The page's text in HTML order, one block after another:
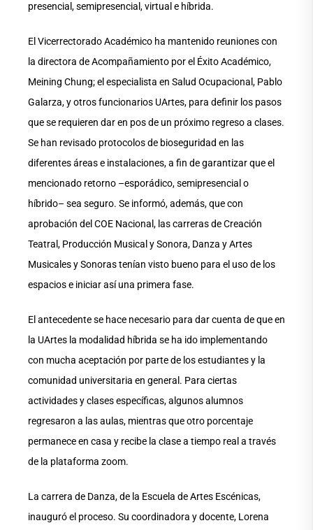
presencial, semipresencial, virtual e híbrida.
El Vicerrectorado Académico ha mantenido reuniones con
la directora de Acompañamiento por el Éxito Académico,
Meining Chung; el especialista en Salud Ocupacional, Pablo
Galarza, y otros funcionarios UArtes, para definir los pasos
que se requieren dar en pos de un próximo regreso a clases.
Se han revisado protocolos de bioseguridad en las
diferentes áreas e instalaciones, a fin de garantizar que el
mencionado retorno –esporádico, semipresencial o
híbrido– sea seguro. Se informó, además, que con
aprobación del COE Nacional, las carreras de Creación
Teatral, Producción Musical y Sonora, Danza y Artes
Musicales y Sonoras tenían visto bueno para el uso de los
espacios e iniciar así una primera fase.
El antecedente se hace necesario para dar cuenta de que en
la UArtes la modalidad híbrida se ha ido implementando
con mucha aceptación por parte de los estudiantes y la
comunidad universitaria en general. Para ciertas
actividades y clases específicas, algunos alumnos
regresaron a las aulas, mientras que otro porcentaje
permanece en casa y recibe la clase a tiempo real a través
de la plataforma zoom.
La carrera de Danza, de la Escuela de Artes Escénicas,
inauguró el proceso. Su coordinadora y docente, Lorena